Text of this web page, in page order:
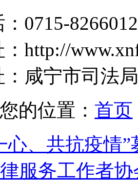
0715-8266012
http://
咸宁市司法
您的位置： 首页
心、共抗疫情
服务工作者